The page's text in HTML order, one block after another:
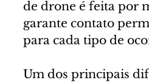
de drone é feita por
garante contato
para cada tipo de
Um dos principais